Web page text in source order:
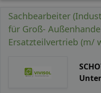
Sachbearbeiter
für Groß-
Ersatzteilvertrieb (m/